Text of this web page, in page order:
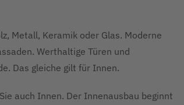
Metall, Keramik oder Glas. Moderne
Werthaltige Türen und
Das gleiche gilt für Innen.
auch Innen. Der Innenausbau beginnt